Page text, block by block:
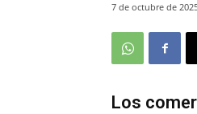
7 de octubre de
Los